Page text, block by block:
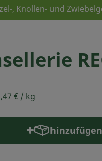
, Knollen- und
€ / kg
hinzufügen
Produkt